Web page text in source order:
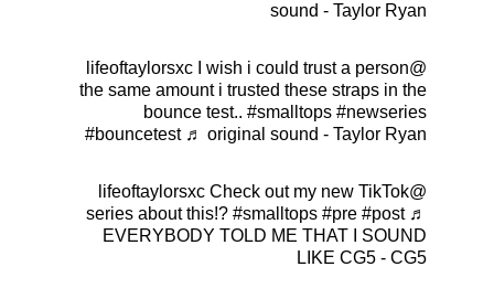
sound - Taylor Ryan
@lifeoftaylorsxc
I wish i could trust a person
the same amount i trusted these straps in the
bounce test.. #smalltops #newseries
#bouncetest ♬ original sound - Taylor Ryan
@lifeoftaylorsxc
Check out my new TikTok
series about this!? #smalltops #pre #post ♬
EVERYBODY TOLD ME THAT I SOUND
LIKE CG5 - CG5